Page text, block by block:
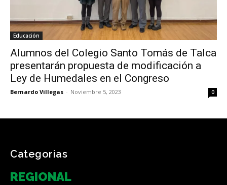
Educación
Alumnos del Colegio Santo Tomás de Talca
presentarán propuesta de modificación a
Ley de Humedales en el Congreso
Bernardo Villegas - Noviembre 5, 2023 0
Categorias
REGIONAL